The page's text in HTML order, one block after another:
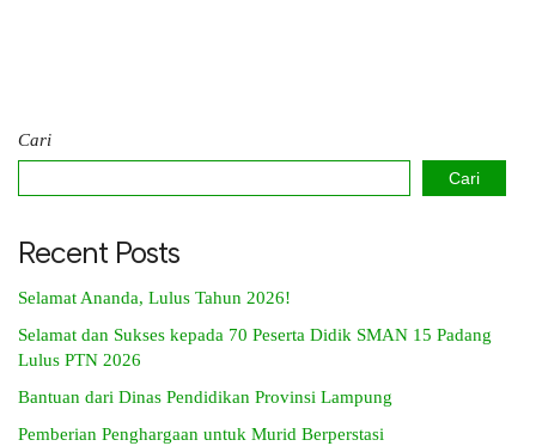
Cari
Cari
Recent Posts
Selamat Ananda, Lulus Tahun 2026!
Selamat dan Sukses kepada 70 Peserta Didik SMAN 15 Padang
Lulus PTN 2026
Bantuan dari Dinas Pendidikan Provinsi Lampung
Pemberian Penghargaan untuk Murid Berperstasi